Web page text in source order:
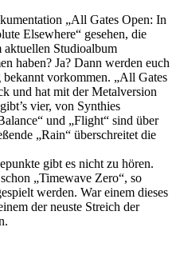
„All Gates Open: In
Elsewhere“ gesehen, die
Studioalbum
haben? Ja? Dann werden euch
vorkommen. „All Gates
und hat mit der Metalversion
vier, von Synthies
und „Flight“ sind über
„Rain“ überschreitet die
gibt es nicht zu hören.
„Timewave Zero“, so
werden. War einem dieses
der neuste Streich der